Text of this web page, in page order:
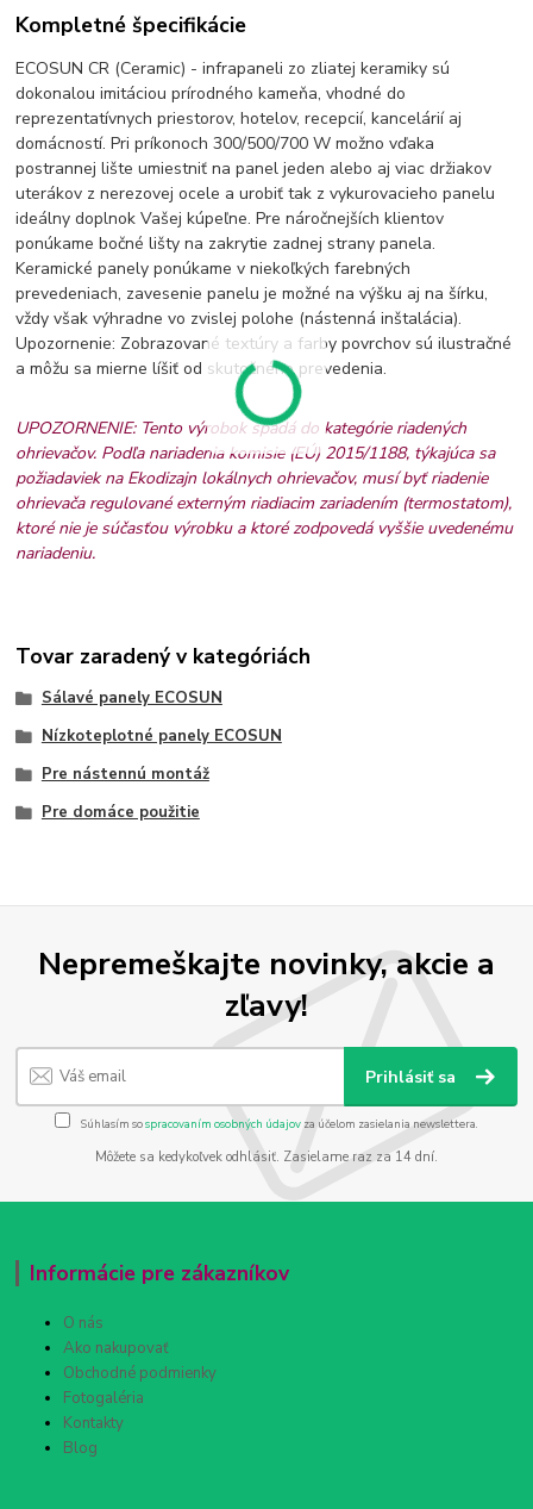
Kompletné špecifikácie
ECOSUN CR (Ceramic) - infrapaneli zo zliatej keramiky sú
dokonalou imitáciou prírodného kameňa, vhodné do
reprezentatívnych priestorov, hotelov, recepcií, kancelárií aj
domácností. Pri príkonoch 300/500/700 W možno vďaka
postrannej lište umiestniť na panel jeden alebo aj viac držiakov
uterákov z nerezovej ocele a urobiť tak z vykurovacieho panelu
ideálny doplnok Vašej kúpeľne. Pre náročnejších klientov
ponúkame bočné lišty na zakrytie zadnej strany panela.
Keramické panely ponúkame v niekoľkých farebných
prevedeniach, zavesenie panelu je možné na výšku aj na šírku,
vždy však výhradne vo zvislej polohe (nástenná inštalácia).
Upozornenie: Zobrazované textúry a farby povrchov sú ilustračné
a môžu sa mierne líšiť od skutočného prevedenia.
UPOZORNENIE: Tento výrobok spadá do kategórie riadených
ohrievačov. Podľa nariadenia komisie (EÚ) 2015/1188, týkajúca sa
požiadaviek na Ekodizajn lokálnych ohrievačov, musí byť riadenie
ohrievača regulované externým riadiacim zariadením (termostatom),
ktoré nie je súčasťou výrobku a ktoré zodpovedá vyššie uvedenému
nariadeniu.
Tovar zaradený v kategóriách
Sálavé panely ECOSUN
Nízkoteplotné panely ECOSUN
Pre nástennú montáž
Pre domáce použitie
Nepremeškajte novinky, akcie a
zľavy!
Prihlásiť sa
Súhlasím sospracovaním osobných údajov za účelom zasielania newslettera.
Môžete sa kedykoľvek odhlásiť. Zasielame raz za 14 dní.
Informácie pre zákazníkov
O nás
Ako nakupovať
Obchodné podmienky
Fotogaléria
Kontakty
Blog